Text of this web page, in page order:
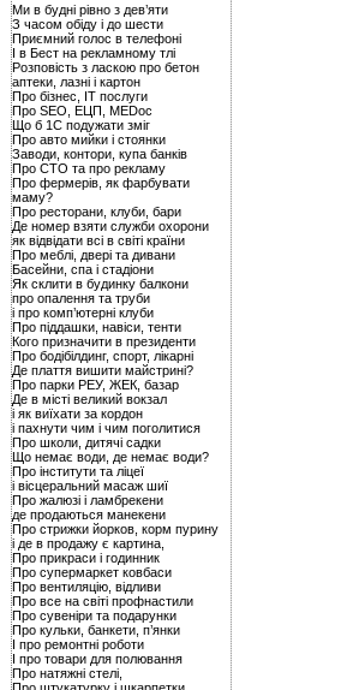
Ми в будні рівно з дев’яти
З часом обіду і до шести
Приємний голос в телефоні
І в Бест на рекламному тлі
Розповість з ласкою про бетон
аптеки, лазні і картон
Про бізнес, IT послуги
Про SEO, ЕЦП, MEDoc
Що б 1С подужати зміг
Про авто мийки і стоянки
Заводи, контори, купа банків
Про СТО та про рекламу
Про фермерів, як фарбувати
маму?
Про ресторани, клуби, бари
Де номер взяти служби охорони
як відвідати всі в світі країни
Про меблі, двері та дивани
Басейни, спа і стадіони
Як склити в будинку балкони
про опалення та труби
і про комп’ютерні клуби
Про піддашки, навіси, тенти
Кого призначити в президенти
Про бодібілдинг, спорт, лікарні
Де плаття вишити майстрині?
Про парки РЕУ, ЖЕК, базар
Де в місті великий вокзал
і як виїхати за кордон
і пахнути чим і чим поголитися
Про школи, дитячі садки
Що немає води, де немає води?
Про інститути та ліцеї
і вісцеральний масаж шиї
Про жалюзі і ламбрекени
де продаються манекени
Про стрижки йорков, корм пурину
і де в продажу є картина,
Про прикраси і годинник
Про супермаркет ковбаси
Про вентиляцію, відливи
Про все на світі профнастили
Про сувеніри та подарунки
Про кульки, банкети, п’янки
І про ремонтні роботи
І про товари для полювання
Про натяжні стелі,